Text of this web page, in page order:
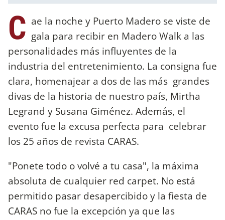
C ae la noche y Puerto Madero se viste de
gala para recibir en Madero Walk a las
personalidades más influyentes de la
industria del entretenimiento. La consigna fue
clara, homenajear a dos de las más grandes
divas de la historia de nuestro país, Mirtha
Legrand y Susana Giménez. Además, el
evento fue la excusa perfecta para celebrar
los 25 años de revista CARAS.
"Ponete todo o volvé a tu casa", la máxima
absoluta de cualquier red carpet. No está
permitido pasar desapercibido y la fiesta de
CARAS no fue la excepción ya que las